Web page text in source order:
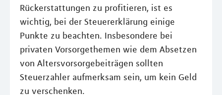
Rückerstattungen zu profitieren, ist es
wichtig, bei der Steuererklärung einige
Punkte zu beachten. Insbesondere bei
privaten Vorsorgethemen wie dem Absetzen
von Altersvorsorgebeiträgen sollten
Steuerzahler aufmerksam sein, um kein Geld
zu verschenken.